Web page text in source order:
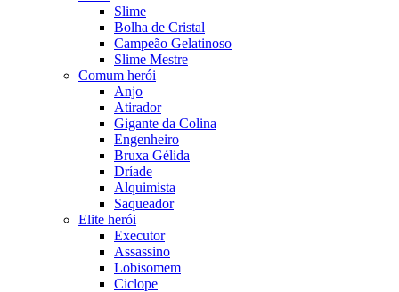
Slime
Bolha de Cristal
Campeão Gelatinoso
Slime Mestre
Comum herói
Anjo
Atirador
Gigante da Colina
Engenheiro
Bruxa Gélida
Dríade
Alquimista
Saqueador
Elite herói
Executor
Assassino
Lobisomem
Ciclope